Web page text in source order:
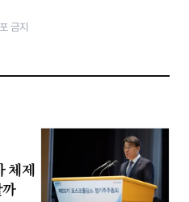
금지
체제